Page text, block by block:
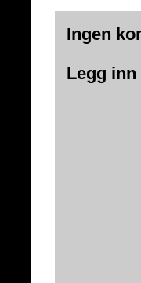
Ingen
Legg